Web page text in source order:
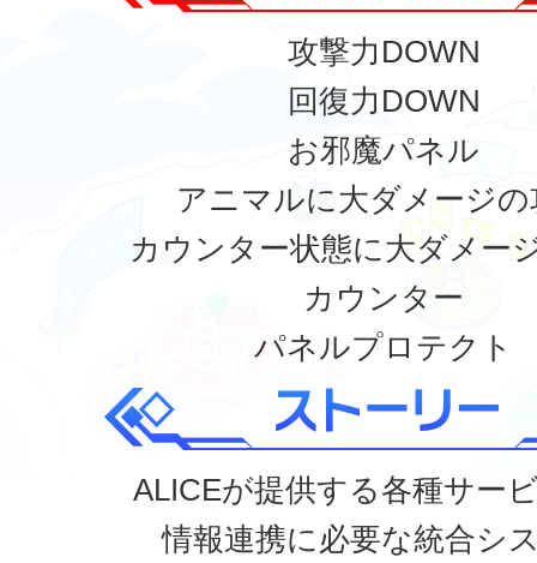
攻撃力DOWN
回復力DOWN
お邪魔パネル
アニマルに大ダメージの
カウンター状態に大ダメー
カウンター
パネルプロテクト
ALICEが提供する各種サー
情報連携に必要な統合シ